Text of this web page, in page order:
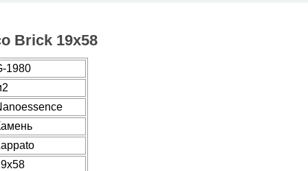
Brick 19x58
1980